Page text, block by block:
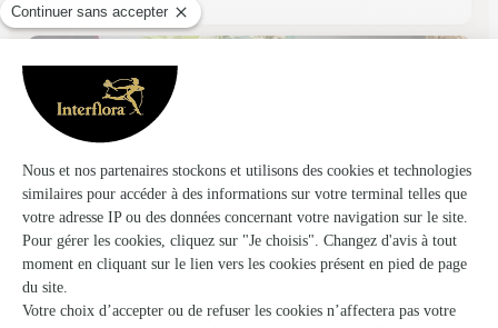
Marguerite
Reims
★★
21 rue Martin Peller